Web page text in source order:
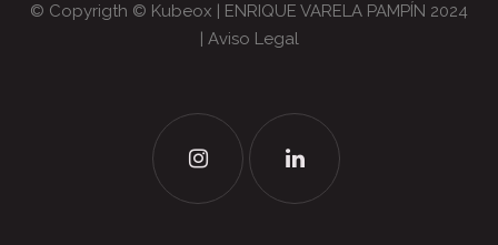
© Copyrigth © Kubeox | ENRIQUE VARELA PAMPÍN 2024
| Aviso Legal